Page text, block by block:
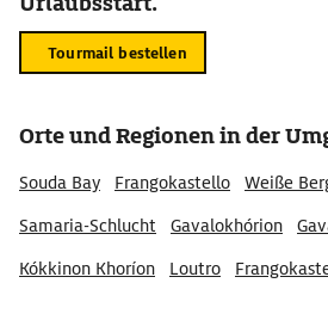
Tourmail bestellen
Orte und Regionen in der
Souda Bay Frangokastello Weiße
Samaria-Schlucht
Gavalokhórion
Kókkinon Khoríon
Loutro